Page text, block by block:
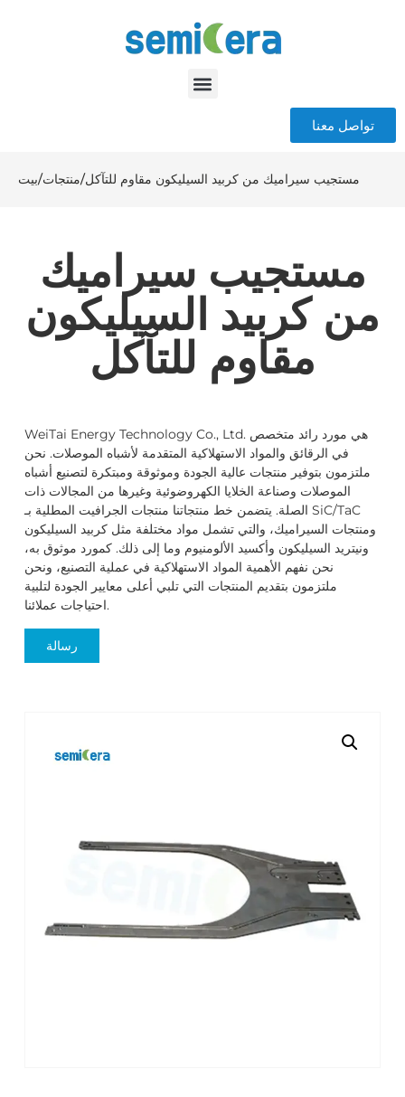
تواصل معنا
بيت/منتجات/مستجيب سيراميك من كربيد السيليكون مقاوم للتآكل
مستجيب سيراميك
من كربيد السيليكون
مقاوم للتآكل
WeiTai Energy Technology Co., Ltd. هي مورد رائد متخصص
في الرقائق والمواد الاستهلاكية المتقدمة لأشباه الموصلات. نحن
ملتزمون بتوفير منتجات عالية الجودة وموثوقة ومبتكرة لتصنيع أشباه
الموصلات وصناعة الخلايا الكهروضوئية وغيرها من المجالات ذات
الصلة. يتضمن خط منتجاتنا منتجات الجرافيت المطلية بـ SiC/TaC
ومنتجات السيراميك، والتي تشمل مواد مختلفة مثل كربيد السيليكون
ونيتريد السيليكون وأكسيد الألومنيوم وما إلى ذلك. كمورد موثوق به،
نحن نفهم الأهمية المواد الاستهلاكية في عملية التصنيع، ونحن
ملتزمون بتقديم المنتجات التي تلبي أعلى معايير الجودة لتلبية
احتياجات عملائنا.
رسالة